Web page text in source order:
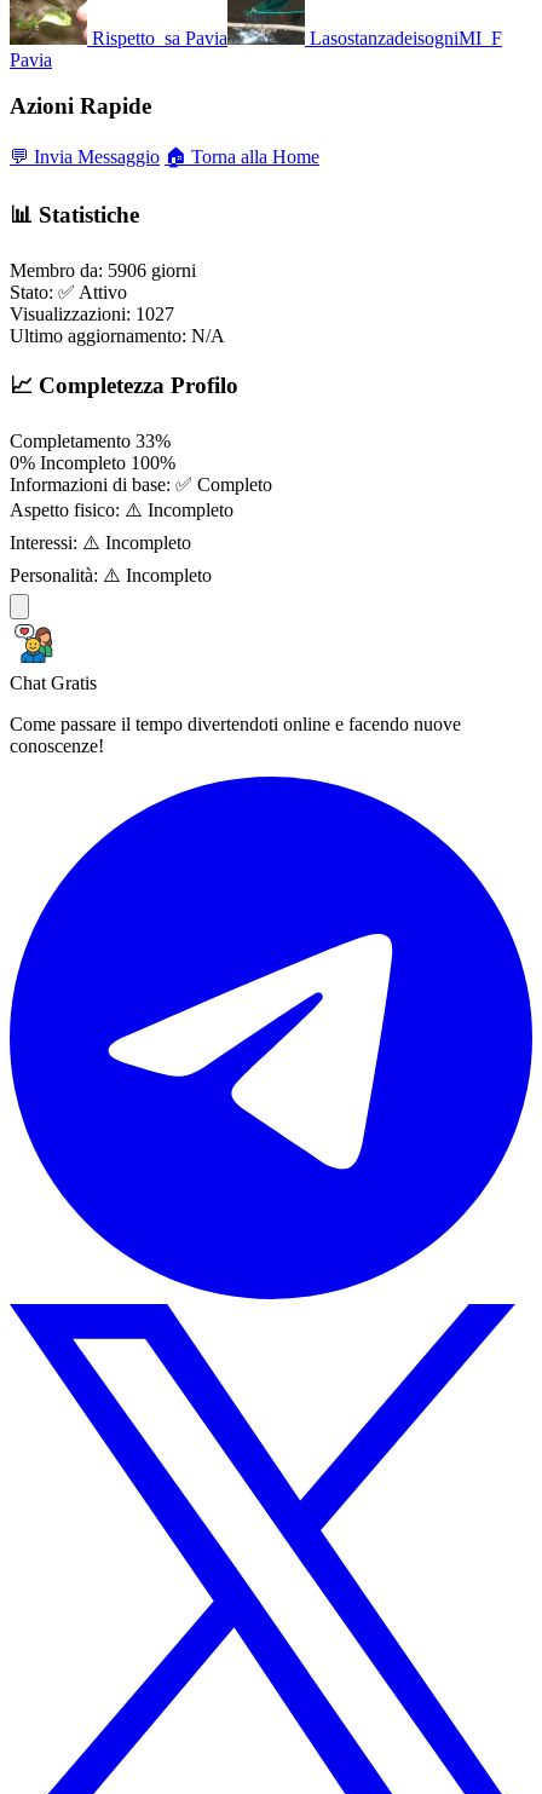
Rispetto_sa Pavia
LasostanzadeisogniMI_F
Pavia
Azioni Rapide
💬 Invia Messaggio 🏠 Torna alla Home
📊 Statistiche
Membro da: 5906 giorni
Stato: ✅ Attivo
Visualizzazioni: 1027
Ultimo aggiornamento: N/A
📈 Completezza Profilo
Completamento 33%
0% Incompleto 100%
Informazioni di base: ✅ Completo
Aspetto fisico: ⚠️ Incompleto
Interessi: ⚠️ Incompleto
Personalità: ⚠️ Incompleto
Chat Gratis
Come passare il tempo divertendoti online e facendo nuove
conoscenze!